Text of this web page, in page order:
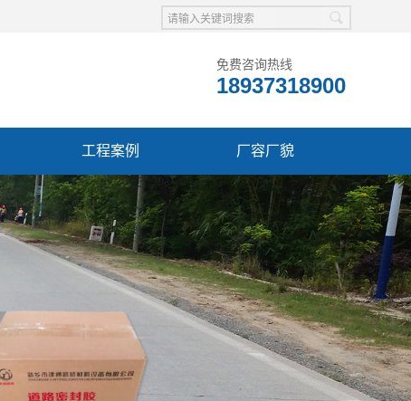
免费咨询热线
18937318900
工程案例 厂容厂貌